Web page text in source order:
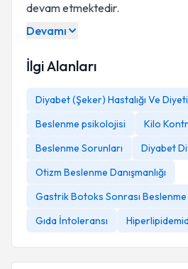
devam etmektedir.
Devamı
İlgi Alanları
Diyabet (Şeker) Hastalığı Ve Diyeti
Beslenme psikolojisi
Kilo
Beslenme Sorunları
Diyabet
Otizm Beslenme Danışmanlığı
Gastrik Botoks Sonrası Beslenme
Gıda İntoleransı